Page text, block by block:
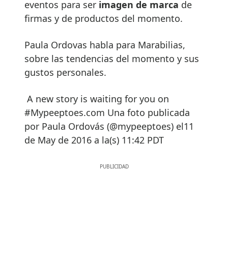
eventos para ser imagen de marca de
firmas y de productos del momento.
Paula Ordovas habla para Marabilias,
sobre las tendencias del momento y sus
gustos personales.
A new story is waiting for you on
#Mypeeptoes.com Una foto publicada
por Paula Ordovás (@mypeeptoes) el11
de May de 2016 a la(s) 11:42 PDT